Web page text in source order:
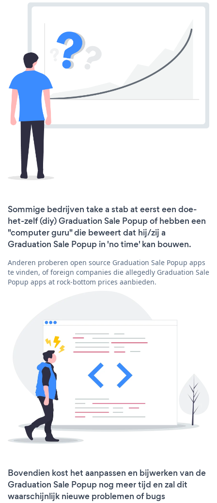
Sommige bedrijven take a stab at eerst een doe-
het-zelf (diy) Graduation Sale Popup of hebben een
"computer guru" die beweert dat hij/zij a
Graduation Sale Popup in 'no time' kan bouwen.
Anderen proberen open source Graduation Sale Popup apps
te vinden, of foreign companies die allegedly Graduation Sale
Popup apps at rock-bottom prices aanbieden.
Bovendien kost het aanpassen en bijwerken van de
Graduation Sale Popup nog meer tijd en zal dit
waarschijnlijk nieuwe problemen of bugs